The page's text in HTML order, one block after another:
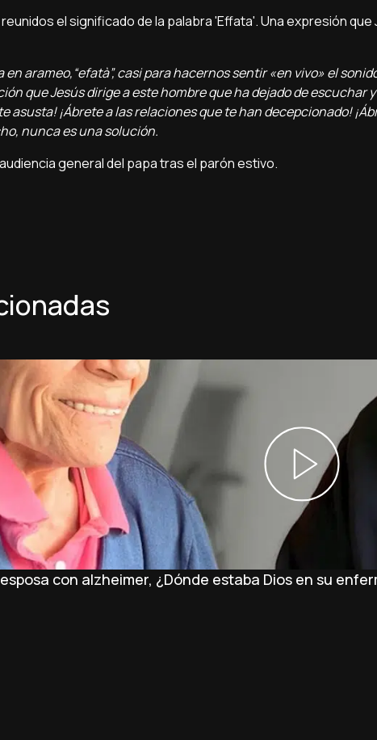
el significado de la palabra 'Effata'. Una expresión
arameo,“efatà”, casi para hacernos sentir «en vivo» el
que Jesús dirige a este hombre que ha dejado de escuchar
asusta! ¡Ábrete a las relaciones que te han decepcionado!
nunca es una solución.
general del papa tras el parón estivo.
con alzheimer, ¿Dónde estaba Dios en su